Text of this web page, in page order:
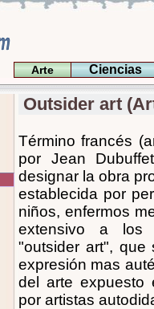
Arte Ciencias
Outsider art
Término francés
por Jean
designar la obra
establecida por
niños, enfermos
extensivo a los
"outsider art", que
expresión mas
del arte expuesto
por artistas